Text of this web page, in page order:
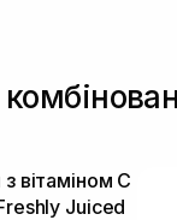
вітаміном C
Juiced